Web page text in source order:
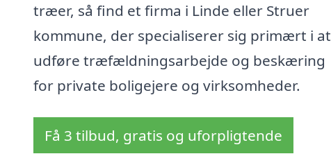
træer, så find et firma i Linde eller Struer
kommune, der specialiserer sig primært i at
udføre træfældningsarbejde og beskæring
for private boligejere og virksomheder.
Få 3 tilbud, gratis og uforpligtende